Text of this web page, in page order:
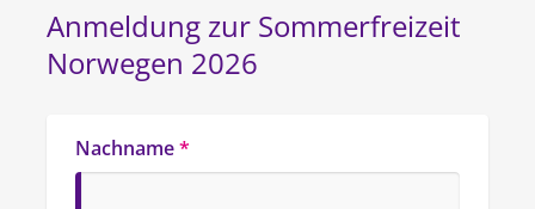
Anmeldung zur Sommerfreizeit
Norwegen 2026
Nachname*